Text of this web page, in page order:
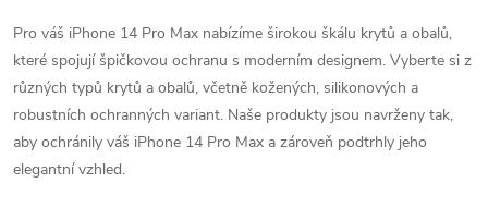
Pro váš iPhone 14 Pro Max nabízíme širokou škálu krytů a obalů,
které spojují špičkovou ochranu s moderním designem. Vyberte si z
různých typů krytů a obalů, včetně kožených, silikonových a
robustních ochranných variant. Naše produkty jsou navrženy tak,
aby ochránily váš iPhone 14 Pro Max a zároveň podtrhly jeho
elegantní vzhled.